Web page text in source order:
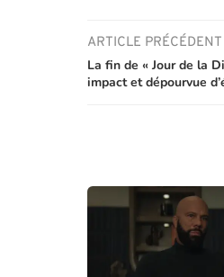
ARTICLE PRÉCÉDENT
La fin de « Jour de la
impact et dépourvue